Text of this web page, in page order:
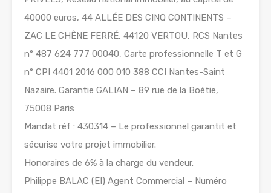
40000 euros, 44 ALLÉE DES CINQ CONTINENTS –
ZAC LE CHÊNE FERRÉ, 44120 VERTOU, RCS Nantes
n° 487 624 777 00040, Carte professionnelle T et G
n° CPI 4401 2016 000 010 388 CCI Nantes-Saint
Nazaire. Garantie GALIAN – 89 rue de la Boétie,
75008 Paris
Mandat réf : 430314 – Le professionnel garantit et
sécurise votre projet immobilier.
Honoraires de 6% à la charge du vendeur.
Philippe BALAC (EI) Agent Commercial – Numéro